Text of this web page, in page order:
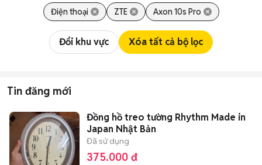
Điện thoại ZTE Axon 10s Pro
Đổi khu vực Xóa tất cả bộ lọc
Tin đăng mới
Đồng hồ treo tường Rhythm Made in
Japan Nhật Bản
Đã sử dụng
375.000 đ